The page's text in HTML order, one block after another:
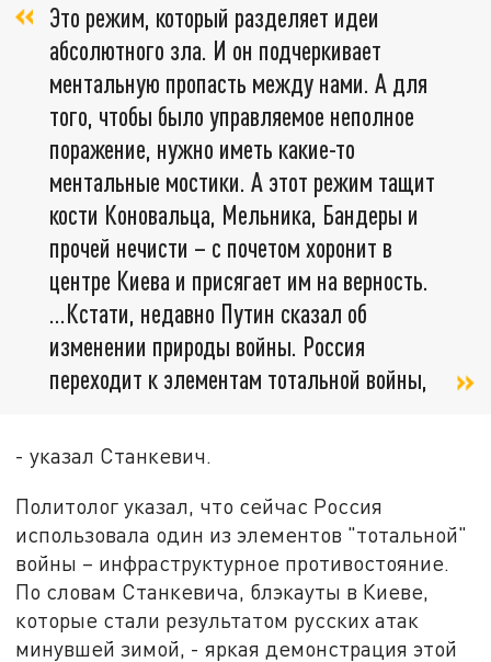
Это режим, который разделяет идеи
абсолютного зла. И он подчеркивает
ментальную пропасть между нами. А для
того, чтобы было управляемое неполное
поражение, нужно иметь какие-то
ментальные мостики. А этот режим тащит
кости Коновальца, Мельника, Бандеры и
прочей нечисти – с почетом хоронит в
центре Киева и присягает им на верность.
…Кстати, недавно Путин сказал об
изменении природы войны. Россия
переходит к элементам тотальной войны,
- указал Станкевич.
Политолог указал, что сейчас Россия
использовала один из элементов "тотальной"
войны – инфраструктурное противостояние.
По словам Станкевича, блэкауты в Киеве,
которые стали результатом русских атак
минувшей зимой, - яркая демонстрация этой